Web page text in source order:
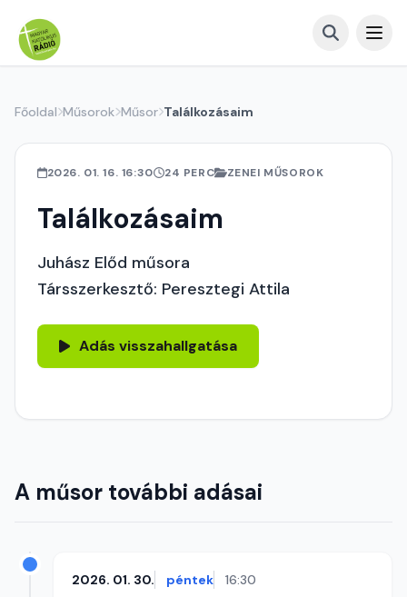
Főoldal Műsorok Műsor Találkozásaim
2026. 01. 16. 16:30 24 PERC ZENEI MŰSOROK
Találkozásaim
Juhász Előd műsora
Társszerkesztő: Peresztegi Attila
Adás visszahallgatása
A műsor további adásai
2026. 01. 30. péntek 16:30